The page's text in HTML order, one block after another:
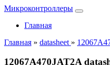
Микроконтроллеры
Главная
Главная » datasheet »
12067A470JAT2A